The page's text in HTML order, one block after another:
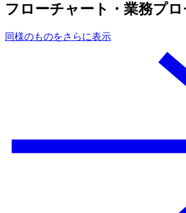
フローチャート・業務プロ
同様のものをさらに表示